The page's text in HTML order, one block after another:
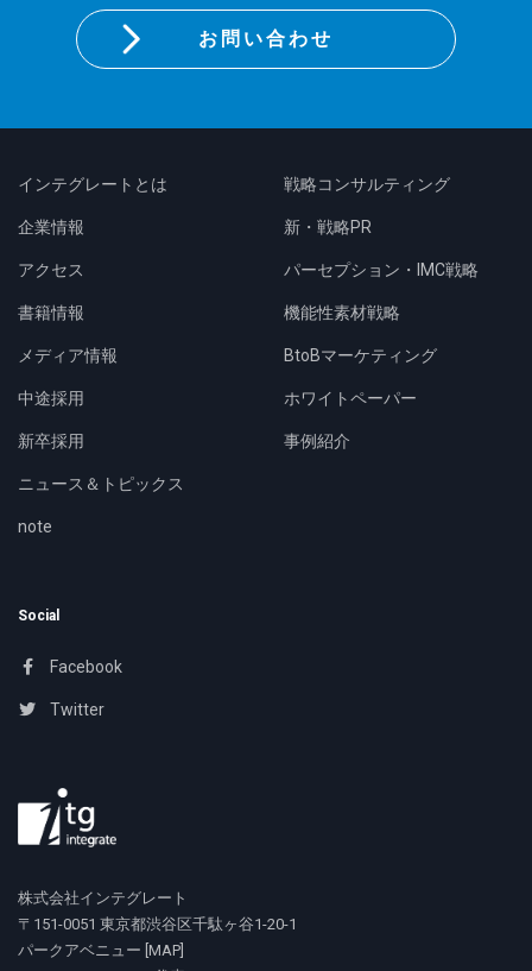
お問い合わせ
インテグレートとは
企業情報
アクセス
書籍情報
メディア情報
中途採用
新卒採用
ニュース＆トピックス
note
戦略コンサルティング
新・戦略PR
パーセプション・IMC戦略
機能性素材戦略
BtoBマーケティング
ホワイトペーパー
事例紹介
Social
Facebook
Twitter
株式会社インテグレート
〒151-0051 東京都渋谷区千駄ヶ谷1-20-1
パークアベニュー [ MAP